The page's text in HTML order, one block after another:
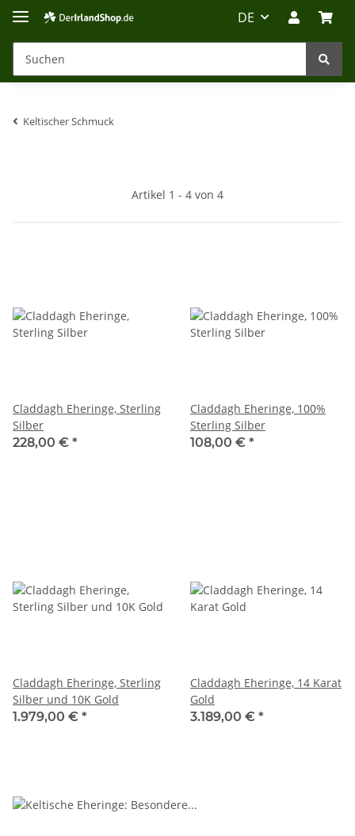
DE
Keltischer Schmuck
Artikel 1 - 4 von 4
Claddagh Eheringe, Sterling
Silber
228,00 € *
Claddagh Eheringe, 100%
Sterling Silber
108,00 € *
Claddagh Eheringe, Sterling
Silber und 10K Gold
1.979,00 € *
Claddagh Eheringe, 14 Karat
Gold
3.189,00 € *